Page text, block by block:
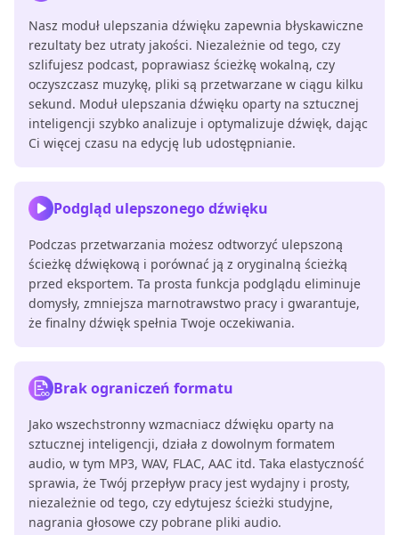
Nasz moduł ulepszania dźwięku zapewnia błyskawiczne
rezultaty bez utraty jakości. Niezależnie od tego, czy
szlifujesz podcast, poprawiasz ścieżkę wokalną, czy
oczyszczasz muzykę, pliki są przetwarzane w ciągu kilku
sekund. Moduł ulepszania dźwięku oparty na sztucznej
inteligencji szybko analizuje i optymalizuje dźwięk, dając
Ci więcej czasu na edycję lub udostępnianie.
Podgląd ulepszonego dźwięku
Podczas przetwarzania możesz odtworzyć ulepszoną
ścieżkę dźwiękową i porównać ją z oryginalną ścieżką
przed eksportem. Ta prosta funkcja podglądu eliminuje
domysły, zmniejsza marnotrawstwo pracy i gwarantuje,
że finalny dźwięk spełnia Twoje oczekiwania.
Brak ograniczeń formatu
Jako wszechstronny wzmacniacz dźwięku oparty na
sztucznej inteligencji, działa z dowolnym formatem
audio, w tym MP3, WAV, FLAC, AAC itd. Taka elastyczność
sprawia, że ​​Twój przepływ pracy jest wydajny i prosty,
niezależnie od tego, czy edytujesz ścieżki studyjne,
nagrania głosowe czy pobrane pliki audio.